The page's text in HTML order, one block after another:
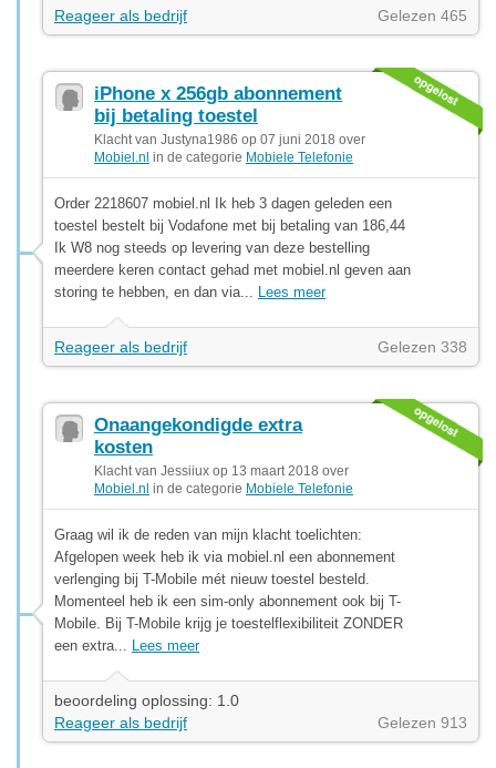
Reageer als bedrijf Gelezen 465
iPhone x 256gb abonnement
bij betaling toestel
Klacht van Justyna1986 op 07 juni 2018 over
Mobiel.nl in de categorie Mobiele Telefonie
Order 2218607 mobiel.nl Ik heb 3 dagen geleden een
toestel bestelt bij Vodafone met bij betaling van 186,44
Ik W8 nog steeds op levering van deze bestelling
meerdere keren contact gehad met mobiel.nl geven aan
storing te hebben, en dan via... Lees meer
Reageer als bedrijf Gelezen 338
Onaangekondigde extra
kosten
Klacht van Jessiiux op 13 maart 2018 over
Mobiel.nl in de categorie Mobiele Telefonie
Graag wil ik de reden van mijn klacht toelichten:
Afgelopen week heb ik via mobiel.nl een abonnement
verlenging bij T-Mobile mét nieuw toestel besteld.
Momenteel heb ik een sim-only abonnement ook bij T-
Mobile. Bij T-Mobile krijg je toestelflexibiliteit ZONDER
een extra... Lees meer
beoordeling oplossing: 1.0
Reageer als bedrijf
Gelezen 913